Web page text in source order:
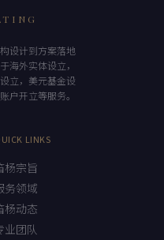
设计到方案落地
海外实体设立，
立，美元基金设
户开立等服务。
LINKS
杨宗旨
务领域
杨动态
业团队